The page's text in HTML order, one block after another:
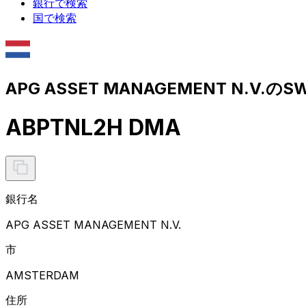
国で検索
APG ASSET MANAGEMENT N.V.の
ABPTNL2H DMA
銀行名
APG ASSET MANAGEMENT N.V.
市
AMSTERDAM
住所